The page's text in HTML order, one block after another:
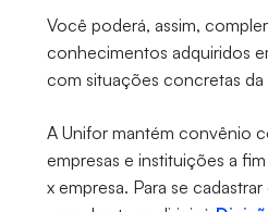
Você poderá, assim,
conhecimentos adquiridos
com situações concretas da
A Unifor mantém convênio
empresas e instituições a
x empresa. Para se